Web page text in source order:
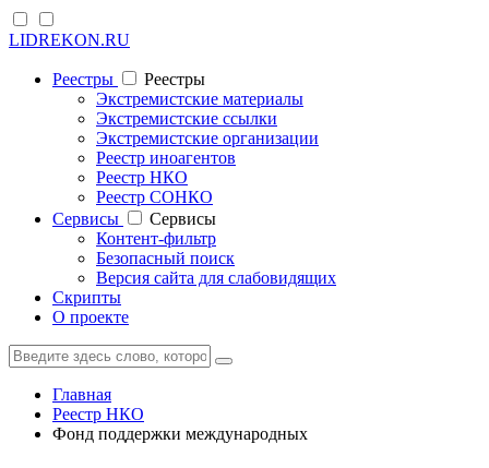
LIDREKON.RU
Реестры
Реестры
Экстремистские материалы
Экстремистские ссылки
Экстремистские организации
Реестр иноагентов
Реестр НКО
Реестр СОНКО
Cервисы
Cервисы
Контент-фильтр
Безопасный поиск
Версия сайта для слабовидящих
Скрипты
О проекте
Главная
Реестр НКО
Фонд поддержки международных